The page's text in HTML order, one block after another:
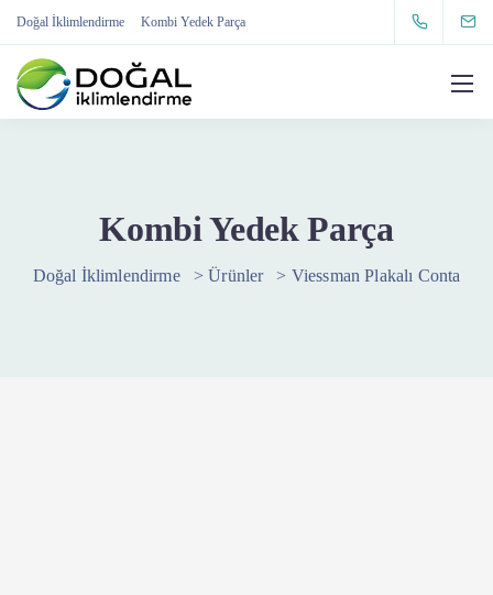
Doğal İklimlendirme Kombi Yedek Parça
Kombi Yedek Parça
Doğal İklimlendirme >Ürünler > Viessman Plakalı Conta